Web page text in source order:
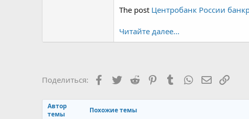
The post Центробанк России
Читайте далее...
Поделиться: Facebook
TwitterReddit PinterestTumblrWhatsApp
Автор
темы
Похожие темы